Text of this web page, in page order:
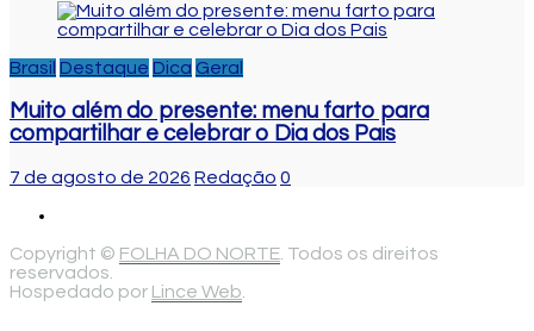
Brasil Destaque Dica Geral
Muito além do presente: menu farto para
compartilhar e celebrar o Dia dos Pais
7 de agosto de 2026 Redação 0
Copyright © FOLHA DO NORTE . Todos os direitos
reservados.
Hospedado por Lince Web